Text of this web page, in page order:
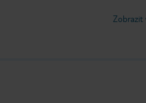
dni vidění a snídaně
Zobrazit